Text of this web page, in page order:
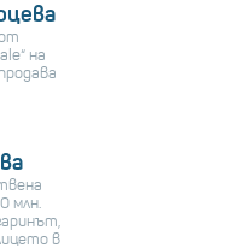
на
млн.
в